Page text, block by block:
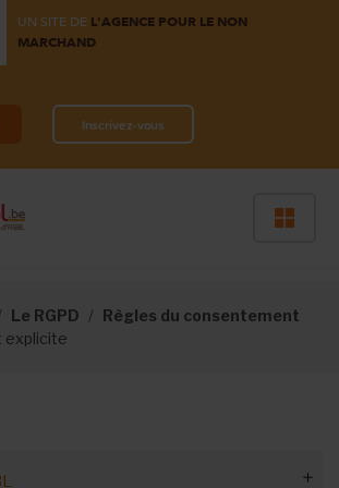
UN SITE DE L'AGENCE POUR LE NON
MARCHAND
Inscrivez-vous
Le RGPD
Règles du consentement
explicite